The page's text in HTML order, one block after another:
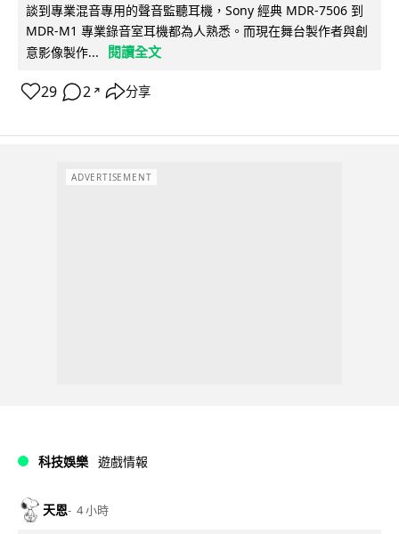
談到專業混音專用的聲音監聽耳機，Sony 經典 MDR-7506 到
MDR-M1 專業錄音室耳機都為人熟悉。而現在舞台製作者與創
意影像製作...
閱讀全文
29 2 ↗ 分享
ADVERTISEMENT
科技娛樂 遊戲情報
天恩 4 小時